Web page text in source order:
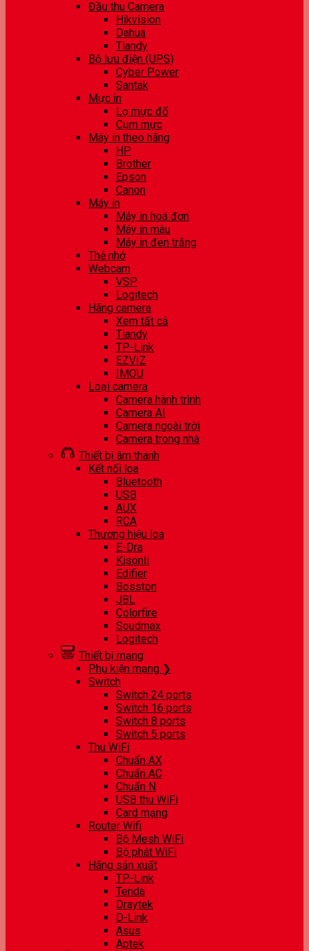
Đầu thu Camera
Hikvision
Dahua
Tiandy
Bộ lưu điện (UPS)
Cyber Power
Santak
Mực in
Lọ mực đổ
Cụm mực
Máy in theo hãng
HP
Brother
Epson
Canon
Máy in
Máy in hoá đơn
Máy in màu
Máy in đen trắng
Thẻ nhớ
Webcam
VSP
Logitech
Hãng camera
Xem tất cả
Tiandy
TP-Link
EZVIZ
IMOU
Loại camera
Camera hành trình
Camera AI
Camera ngoài trời
Camera trong nhà
Thiết bị âm thanh
Kết nối loa
Bluetooth
USB
AUX
RCA
Thương hiệu loa
E-Dra
Kisonli
Edifier
Bosston
JBL
Colorfire
Soudmax
Logitech
Thiết bị mạng
Phụ kiện mạng ❯
Switch
Switch 24 ports
Switch 16 ports
Switch 8 ports
Switch 5 ports
Thu WiFi
Chuẩn AX
Chuẩn AC
Chuẩn N
USB thu WiFi
Card mạng
Router Wifi
Bộ Mesh WiFi
Bộ phát WiFi
Hãng sản xuất
TP-Link
Tenda
Draytek
D-Link
Asus
Aptek